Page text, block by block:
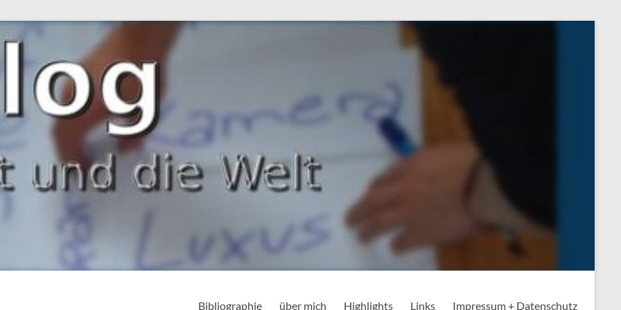
Bibliographie über mich Highlights Links Impressum + Datenschutz